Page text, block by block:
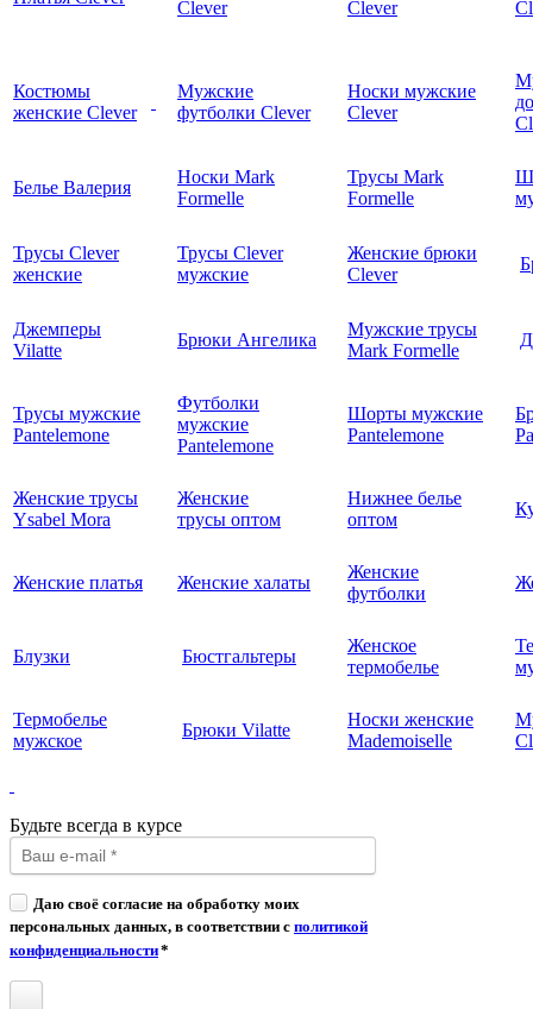
Clever
Clever
Костюмы
женские Clever
Мужские
футболки Clever
Носки мужские
Clever
Белье Валерия
Носки Mark
Formelle
Трусы Mark
Formelle
Трусы Clever
женские
Трусы Clever
мужские
Женские брюки
Clever
Джемперы
Vilatte
Брюки Ангелика
Мужские трусы
Mark Formelle
Трусы мужские
Pantelemone
Футболки
мужские
Pantelemone
Шорты мужские
Pantelemone
Женские трусы
Ysabel Mora
Женские
трусы оптом
Нижнее белье
оптом
Женские платья Женские халаты
Женские
футболки
Блузки Бюстгальтеры
Женское
термобелье
Термобелье
мужское
Брюки Vilatte
Носки женские
Mademoiselle
Будьте всегда в курсе
Даю своё согласие на обработку моих
персональных данных, в соответствии с политикой
конфиденциальности*